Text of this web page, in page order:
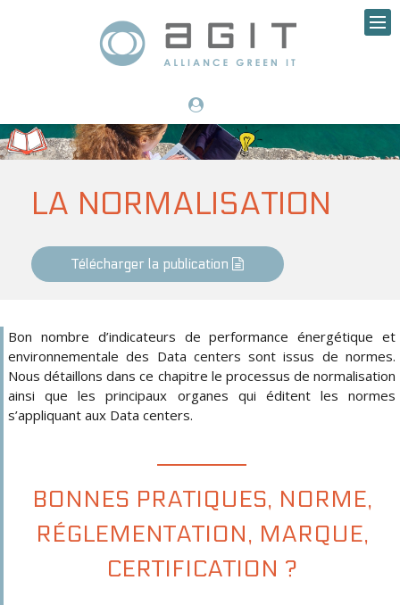
LA NORMALISATION
Télécharger la publication
Bon nombre d’indicateurs de performance énergétique et
environnementale des Data centers sont issus de normes.
Nous détaillons dans ce chapitre le processus de normalisation
ainsi que les principaux organes qui éditent les normes
s’appliquant aux Data centers.
BONNES PRATIQUES, NORME,
RÉGLEMENTATION, MARQUE,
CERTIFICATION ?